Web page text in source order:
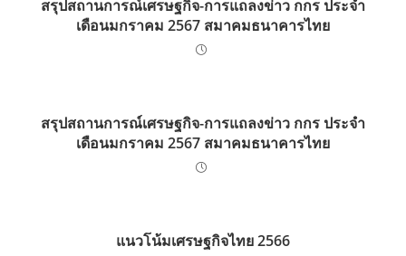
สรุปสถานการณ์เศรษฐกิจ-การแถลงข่าว กกร ประจำ
เดือนมกราคม 2567 สมาคมธนาคารไทย
สรุปสถานการณ์เศรษฐกิจ-การแถลงข่าว กกร ประจำ
เดือนมกราคม 2567 สมาคมธนาคารไทย
แนวโน้มเศรษฐกิจไทย 2566